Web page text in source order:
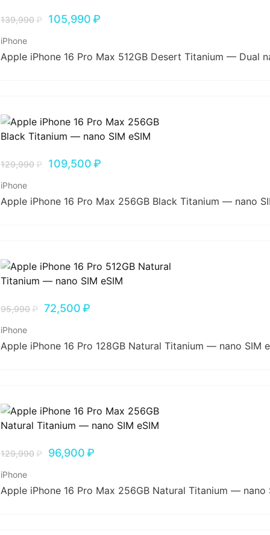
139,990₽ 105,990₽
iPhone
Apple iPhone 16 Pro Max 512GB Desert Titanium — Dual
129,990₽ 109,500₽
iPhone
Apple iPhone 16 Pro Max 256GB Black Titanium — nano
95,990₽ 72,500₽
iPhone
Apple iPhone 16 Pro 128GB Natural Titanium — nano SIM
129,990₽ 96,900₽
iPhone
Apple iPhone 16 Pro Max 256GB Natural Titanium — nano